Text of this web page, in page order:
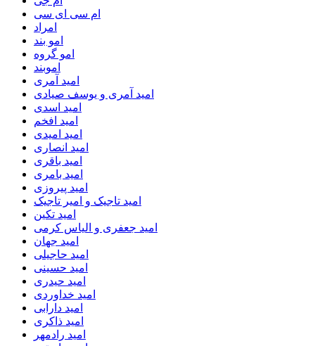
ام سی ای سی
امراد
امو بند
امو گروه
اموبند
امید آمری
امید آمری و یوسف صیادی
امید اسدی
امید افخم
امید امیدی
امید انصاری
امید باقری
امید بامری
امید پیروزی
امید تاجیک و امیر تاجیک
امید تکین
امید جعفری و الیاس کرمی
امید جهان
امید حاجیلی
امید حسینی
امید حیدری
امید خداوردی
امید دارابی
امید ذاکری
امید رادمهر